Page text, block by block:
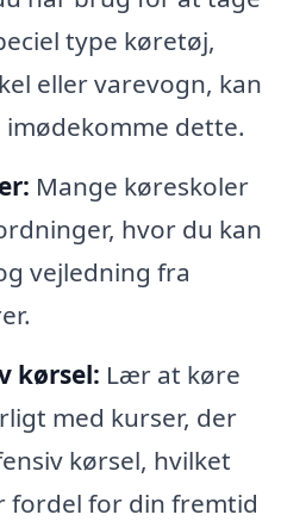
type køretøj,
eller varevogn, kan
dette.
Mange køreskoler
hvor du kan
vejledning fra
kørsel: Lær at køre
med kurser, der
kørsel, hvilket
fordel for din fremtid